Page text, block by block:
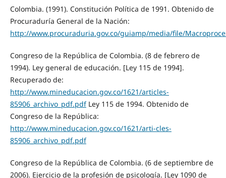
Colombia. (1991). Constitución Política de 1991. Obtenido de
Procuraduría General de la Nación:
http://www.procuraduria.gov.co/guiamp/media/file/
Congreso de la República de Colombia. (8 de febrero de
1994). Ley general de educación. [Ley 115 de 1994].
Recuperado de:
http://www.mineducacion.gov.co/1621/articles-
85906_archivo_pdf.pdfLey 115 de 1994. Obtenido de
Congreso de la República:
http://www.mineducacion.gov.co/1621/arti-cles-
85906_archivo_pdf.pdf
Congreso de la República de Colombia. (6 de septiembre de
2006). Ejercicio de la profesión de psicología. [Ley 1090 de